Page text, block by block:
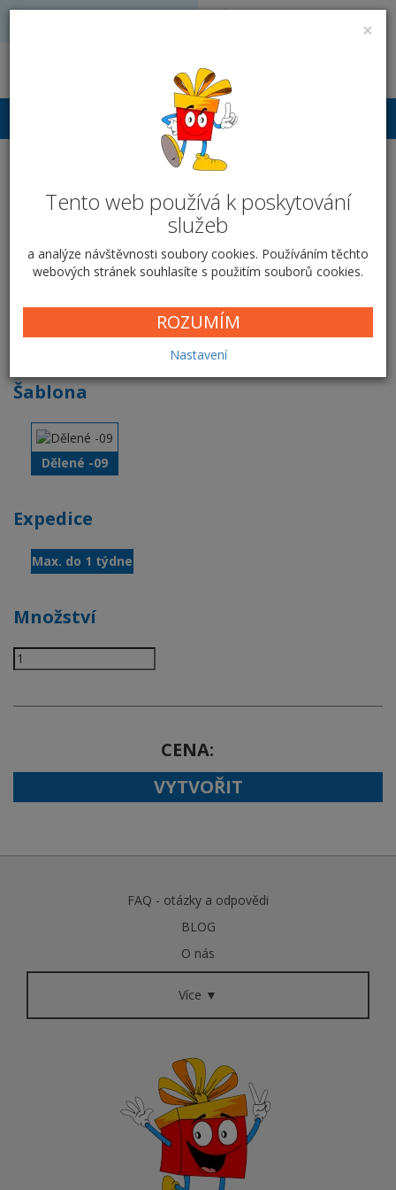
×
Tento web používá k poskytování
služeb
a analýze návštěvnosti soubory cookies. Používáním těchto
webových stránek souhlasíte s použitím souborů cookies.
ROZUMÍM
Nastavení
Volejte: 728 051 909
Přihlášení
Vizitky - Zrnková káva
Tiskoviny Vizitky Zrnková káva
Zrnková káva
Cena od 5,00 Kč
Šablona
Dělené -09
Expedice
Max. do 1 týdne
Množství
CENA
VYTVOŘIT
FAQ - otázky a odpovědi
BLOG
O nás
Více ▼